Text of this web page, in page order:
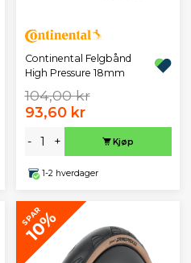
Continental Felgbånd
High Pressure 18mm
104,00 kr
93,60 kr
- + Kjøp
1-2 hverdager
SPAR
10%